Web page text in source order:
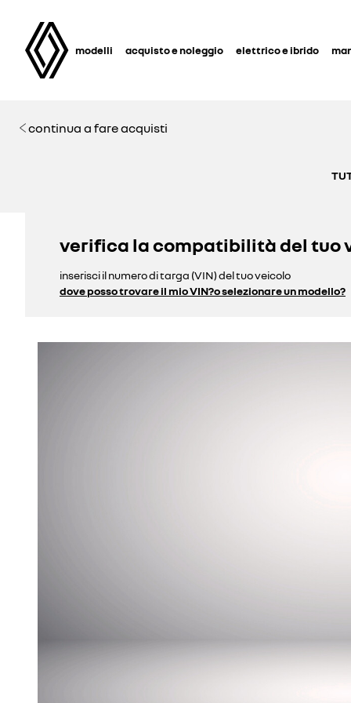
modelli acquisto e noleggio elettrico e ibrido
continua a fare acquisti
verifica la compatibilità del tuo
inserisci il numero di targa (VIN) del tuo veicolo
dove posso trovare il mio VIN?o selezionare un modello?